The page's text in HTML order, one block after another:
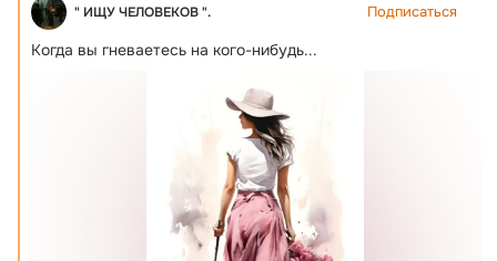
" ИЩУ ЧЕЛОВЕКОВ ". Подписаться
Когда вы гневаетесь на кого-нибудь...